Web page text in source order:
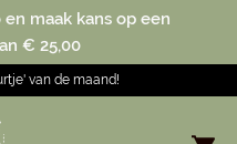
maak kans op een
€ 25,00
van de maand!